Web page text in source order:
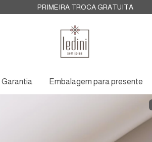
PRIMEIRA TROCA GRATUITA
Garantia Embalagem para presente